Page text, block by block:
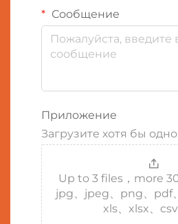
Сообщение
Приложение
Загрузите хотя бы
Up to 3 files，more
jpg、jpeg、png、pdf
xls、xlsx、